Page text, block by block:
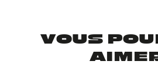
VOUS